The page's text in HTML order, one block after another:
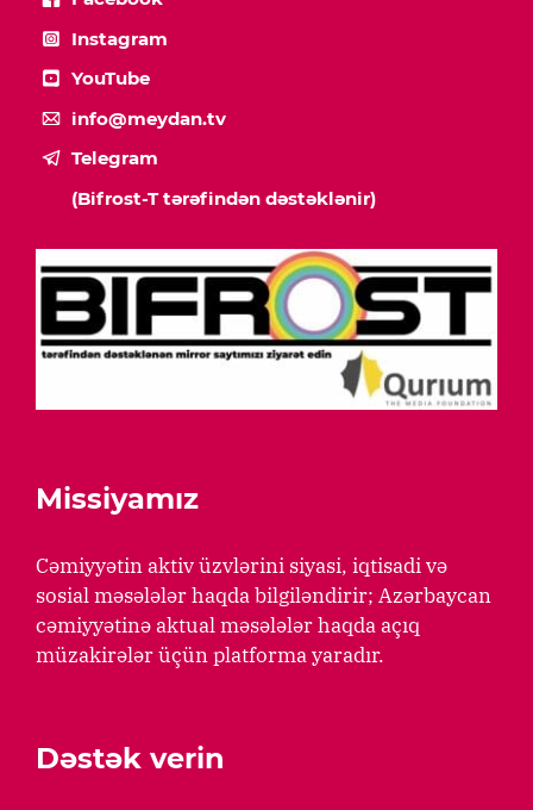
Instagram
YouTube
info@meydan.tv
Telegram
(Bifrost-T tərəfindən dəstəklənir)
Missiyamız
Cəmiyyətin aktiv üzvlərini siyasi, iqtisadi və
sosial məsələlər haqda bilgiləndirir; Azərbaycan
cəmiyyətinə aktual məsələlər haqda açıq
müzakirələr üçün platforma yaradır.
Dəstək verin